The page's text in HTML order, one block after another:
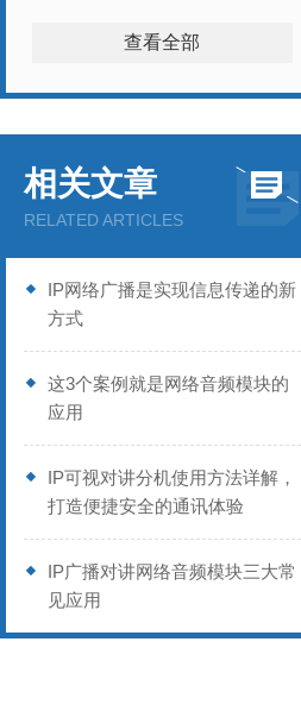
查看全部
相关文章
RELATED ARTICLES
IP网络广播是实现信息传递的新
方式
这3个案例就是网络音频模块的
应用
IP可视对讲分机使用方法详解，
打造便捷安全的通讯体验
IP广播对讲网络音频模块三大常
见应用